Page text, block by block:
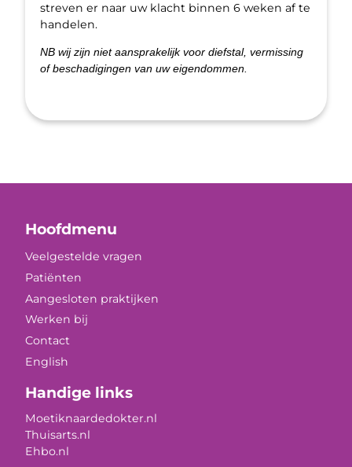
streven er naar uw klacht binnen 6 weken af te
handelen.
NB wij zijn niet aansprakelijk voor diefstal, vermissing
of beschadigingen van uw eigendommen.
Hoofdmenu
Veelgestelde vragen
Patiënten
Aangesloten praktijken
Werken bij
Contact
English
Handige links
Moetiknaardedokter.nl
Thuisarts.nl
Ehbo.nl